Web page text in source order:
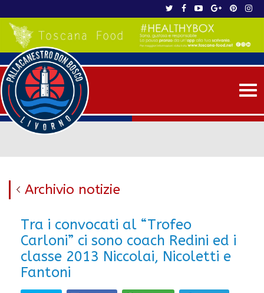
Archivio notizie
Tra i convocati al “Trofeo
Carloni” ci sono coach Redini ed i
classe 2013 Niccolai, Nicoletti e
Fantoni